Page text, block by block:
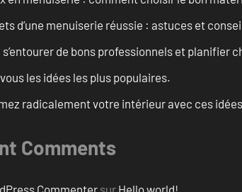
d’une menuiserie réussie : astuces et
s’entourer de bons professionnels et planifier
les idées les plus populaires.
radicalement votre intérieur avec ces
Comments